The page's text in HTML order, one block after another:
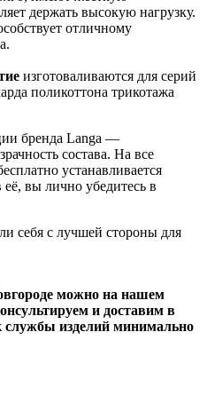
держать высокую нагрузку.
отличному
изготоваливаются для серий
поликоттона трикотажа
бренда Langa —
состава. На все
устанавливается
её, вы лично убедитесь в
себя с лучшей стороны для
можно на нашем
и доставим в
службы изделий минимально